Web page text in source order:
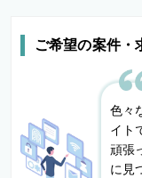
ご希望の案件・
色々
イト
頑張
に見